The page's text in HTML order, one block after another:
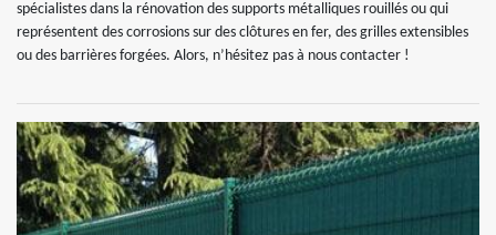
spécialistes dans la rénovation des supports métalliques rouillés ou qui
représentent des corrosions sur des clôtures en fer, des grilles extensibles
ou des barrières forgées. Alors, n’hésitez pas à nous contacter !